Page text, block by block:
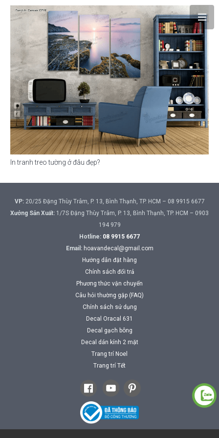
In tranh treo tường ở đâu đẹp?
VP:20/25 Đặng Thùy Trâm, P. 13, Bình Thạnh, TP. HCM – 08 9915 6677
Xưởng Sản Xuất: 1/7S Đặng Thùy Trâm, P. 13, Bình Thạnh, TP. HCM – 0903
194 979
Hotline: 08 9915 6677
Email: hoavandecal@gmail.com
Hướng dẫn đặt hàng
Chính sách đổi trả
Phương thức vận chuyển
Câu hỏi thường gặp (FAQ)
Chính sách sử dụng
Decal Oracal 631
Decal gạch bông
Decal dán kính 2 mặt
Trang trí Noel
Trang trí Tết